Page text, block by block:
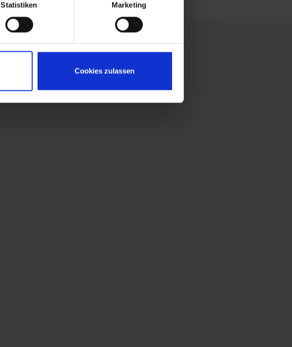
Statistiken Marketing
Cookies zulassen